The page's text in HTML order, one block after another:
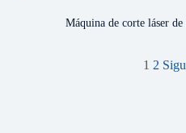
Máquina de corte láser
1 2